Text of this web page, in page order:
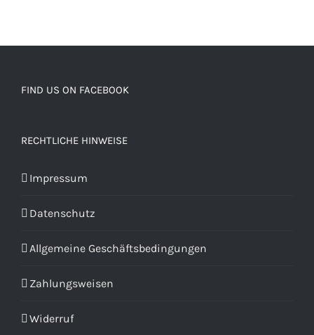
FIND US ON FACEBOOK
RECHTLICHE HINWEISE
Impressum
Datenschutz
Allgemeine Geschäftsbedingungen
Zahlungsweisen
Widerruf